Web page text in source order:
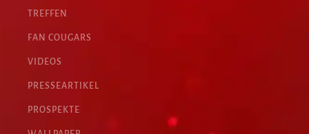
TREFFEN
FAN COUGARS
VIDEOS
PRESSEARTIKEL
PROSPEKTE